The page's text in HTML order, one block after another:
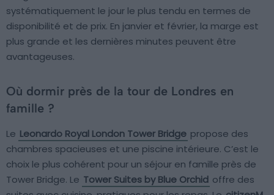
systématiquement le jour le plus tendu en termes de
disponibilité et de prix. En janvier et février, la marge est
plus grande et les dernières minutes peuvent être
avantageuses.
Où dormir près de la tour de Londres en
famille ?
Le Leonardo Royal London Tower Bridge propose des
chambres spacieuses et une piscine intérieure. C’est le
choix le plus cohérent pour un séjour en famille près de
Tower Bridge. Le Tower Suites by Blue Orchid offre des